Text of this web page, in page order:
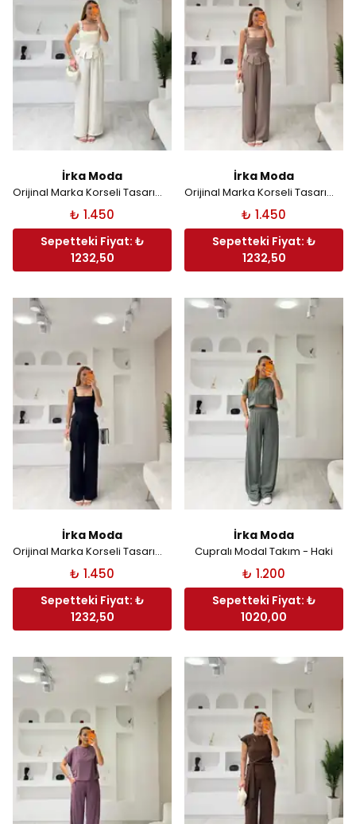
İrka Moda
Orijinal Marka Korseli Tasarım Takım - Taş
₺ 1.450
Sepetteki Fiyat: ₺
1232,50
İrka Moda
Orijinal Marka Korseli Tasarım Takım - Kahverengi
₺ 1.450
Sepetteki Fiyat: ₺
1232,50
İrka Moda
Orijinal Marka Korseli Tasarım Takım - Siyah
₺ 1.450
Sepetteki Fiyat: ₺
1232,50
İrka Moda
Cupralı Modal Takım - Haki
₺ 1.200
Sepetteki Fiyat: ₺
1020,00